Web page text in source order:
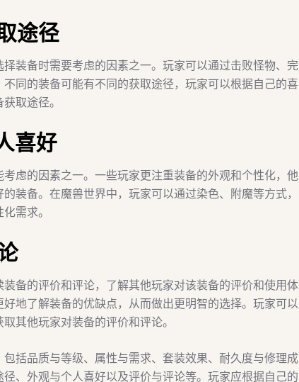
途径
装备时需要考虑的因素之一。玩家可以通过击败怪物、完
同的装备可能有不同的获取途径，玩家可以根据自己的喜
取途径。
喜好
虑的因素之一。一些玩家更注重装备的外观和个性化，他
装备。在魔兽世界中，玩家可以通过染色、附魔等方式，
需求。
备的评价和评论，了解其他玩家对该装备的评价和使用体
地了解装备的优缺点，从而做出更明智的选择。玩家可以
其他玩家对装备的评价和评论。
括品质与等级、属性与需求、套装效果、耐久度与修理成
、外观与个人喜好以及评价与评论等。玩家应根据自己的